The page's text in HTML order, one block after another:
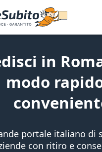
in
modo
portale italiano di
con ritiro e